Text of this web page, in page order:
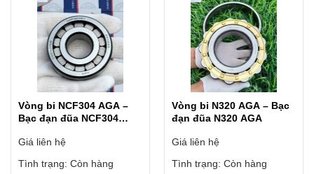
Vòng bi NCF304 AGA –
Bạc đạn đũa NCF304
Giá liên hệ
Tình trạng: Còn hàng
Vòng bi N320 AGA – Bạc
đạn đũa N320 AGA
Giá liên hệ
Tình trạng: Còn hàng